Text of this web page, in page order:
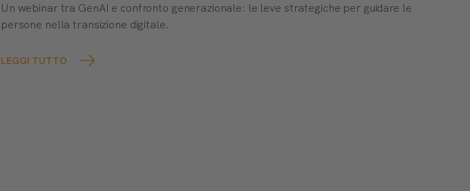
Un webinar tra GenAI e confronto generazionale: le leve strategiche per guidare le
persone nella transizione digitale.
LEGGI TUTTO